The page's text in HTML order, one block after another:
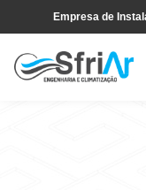
para
navegação
to
main
Empresa de